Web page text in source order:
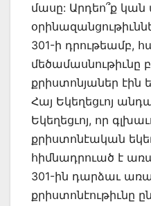
մասը: Արդեո՞ք
301-ի դրութեամբ,
քրիստոնյաներ էին
Հայ Եկեղեցւոյ
Եկեղեցւոյ, որ
քրիստոնէական
հիմնադրուած է
301-ին դարձաւ
քրիստոնէութիւնը